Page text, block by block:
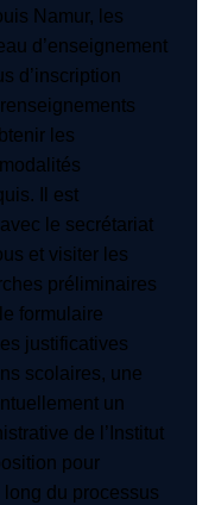
Namur, les
d’enseignement
d’inscription
les
Il est
le secrétariat
et visiter les
préliminaires
formulaire
justificatives
scolaires, une
un
de l’Institut
pour
du processus